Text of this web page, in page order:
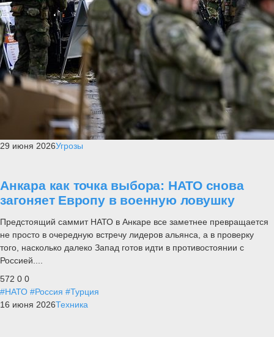
29 июня 2026Угрозы
Анкара как точка выбора: НАТО снова
загоняет Европу в военную ловушку
Предстоящий саммит НАТО в Анкаре все заметнее превращается
не просто в очередную встречу лидеров альянса, а в проверку
того, насколько далеко Запад готов идти в противостоянии с
Россией....
572 0 0
#НАТО #Россия #Турция
16 июня 2026Техника